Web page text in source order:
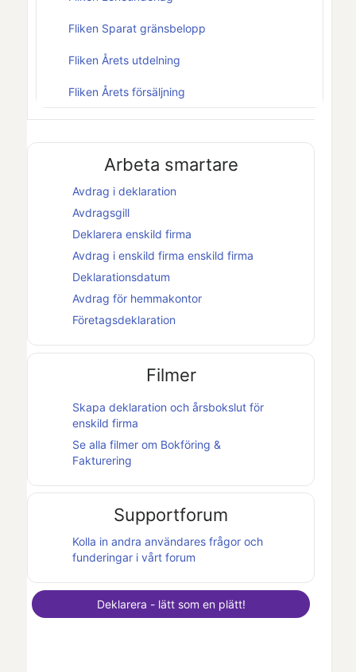
Fliken Sparat gränsbelopp
Fliken Årets utdelning
Fliken Årets försäljning
Arbeta smartare
Avdrag i deklaration
Avdragsgill
Deklarera enskild firma
Avdrag i enskild firma enskild firma
Deklarationsdatum
Avdrag för hemmakontor
Företagsdeklaration
Filmer
Skapa deklaration och årsbokslut för
enskild firma
Se alla filmer om Bokföring &
Fakturering
Supportforum
Kolla in andra användares frågor och
funderingar i vårt forum
Deklarera - lätt som en plätt!